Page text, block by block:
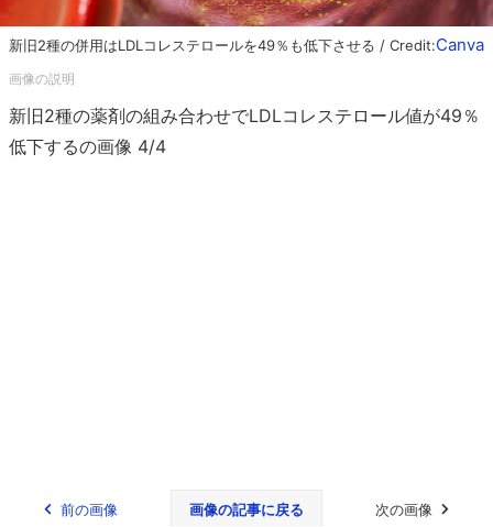
新旧2種の併用はLDLコレステロールを49％も低下させる / Credit:Canva
新旧2種の薬剤の組み合わせでLDLコレステロール値が49％
低下するの画像 4/4
前の画像 画像の記事に戻る 次の画像